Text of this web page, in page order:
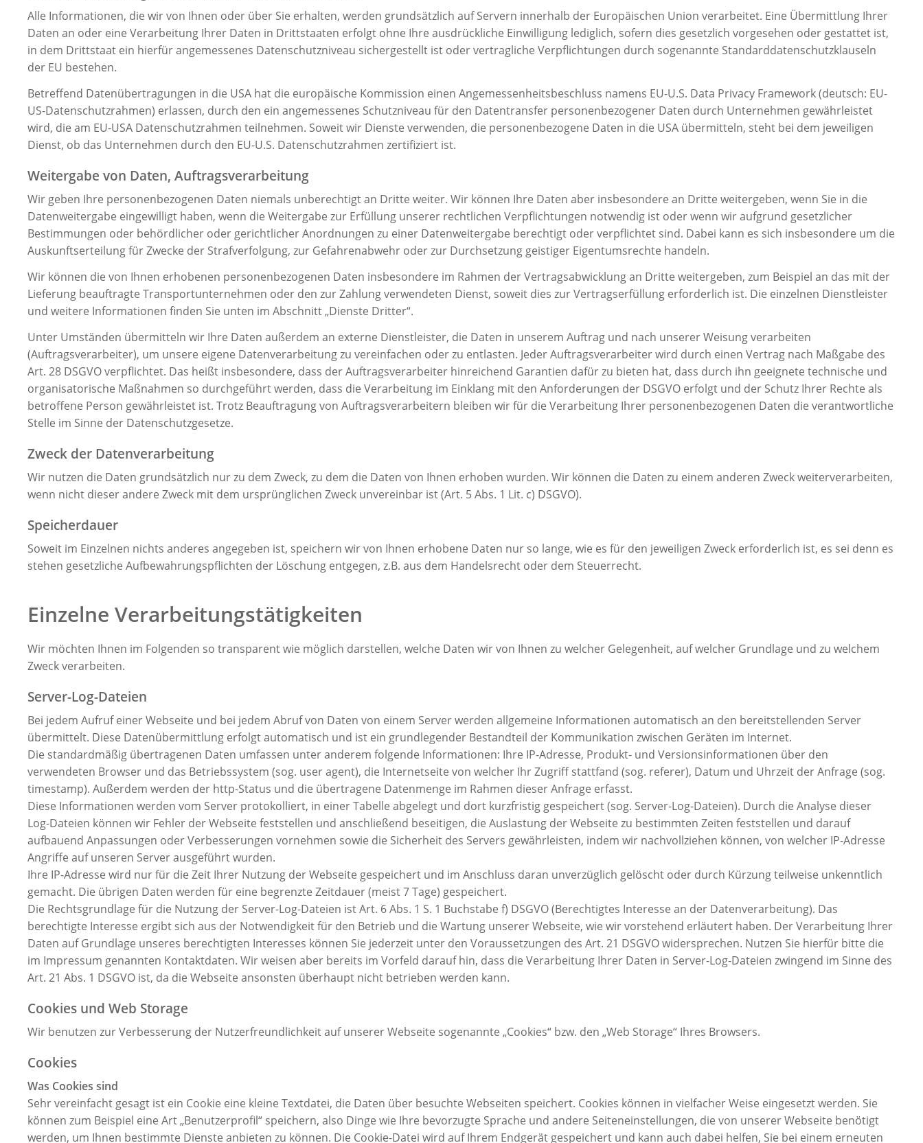
Alle Informationen, die wir von Ihnen oder über Sie erhalten, werden grundsätzlich auf Servern innerhalb der Europäischen Union verarbeitet. Eine Übermittlung Ihrer
Daten an oder eine Verarbeitung Ihrer Daten in Drittstaaten erfolgt ohne Ihre ausdrückliche Einwilligung lediglich, sofern dies gesetzlich vorgesehen oder gestattet ist,
in dem Drittstaat ein hierfür angemessenes Datenschutzniveau sichergestellt ist oder vertragliche Verpflichtungen durch sogenannte Standarddatenschutzklauseln
der EU bestehen.
Betreffend Datenübertragungen in die USA hat die europäische Kommission einen Angemessenheitsbeschluss namens EU-U.S. Data Privacy Framework (deutsch: EU-
US-Datenschutzrahmen) erlassen, durch den ein angemessenes Schutzniveau für den Datentransfer personenbezogener Daten durch Unternehmen gewährleistet
wird, die am EU-USA Datenschutzrahmen teilnehmen. Soweit wir Dienste verwenden, die personenbezogene Daten in die USA übermitteln, steht bei dem jeweiligen
Dienst, ob das Unternehmen durch den EU-U.S. Datenschutzrahmen zertifiziert ist.
Weitergabe von Daten, Auftragsverarbeitung
Wir geben Ihre personenbezogenen Daten niemals unberechtigt an Dritte weiter. Wir können Ihre Daten aber insbesondere an Dritte weitergeben, wenn Sie in die
Datenweitergabe eingewilligt haben, wenn die Weitergabe zur Erfüllung unserer rechtlichen Verpflichtungen notwendig ist oder wenn wir aufgrund gesetzlicher
Bestimmungen oder behördlicher oder gerichtlicher Anordnungen zu einer Datenweitergabe berechtigt oder verpflichtet sind. Dabei kann es sich insbesondere um die
Auskunftserteilung für Zwecke der Strafverfolgung, zur Gefahrenabwehr oder zur Durchsetzung geistiger Eigentumsrechte handeln.
Wir können die von Ihnen erhobenen personenbezogenen Daten insbesondere im Rahmen der Vertragsabwicklung an Dritte weitergeben, zum Beispiel an das mit der
Lieferung beauftragte Transportunternehmen oder den zur Zahlung verwendeten Dienst, soweit dies zur Vertragserfüllung erforderlich ist. Die einzelnen Dienstleister
und weitere Informationen finden Sie unten im Abschnitt „Dienste Dritter“.
Unter Umständen übermitteln wir Ihre Daten außerdem an externe Dienstleister, die Daten in unserem Auftrag und nach unserer Weisung verarbeiten
(Auftragsverarbeiter), um unsere eigene Datenverarbeitung zu vereinfachen oder zu entlasten. Jeder Auftragsverarbeiter wird durch einen Vertrag nach Maßgabe des
Art. 28 DSGVO verpflichtet. Das heißt insbesondere, dass der Auftragsverarbeiter hinreichend Garantien dafür zu bieten hat, dass durch ihn geeignete technische und
organisatorische Maßnahmen so durchgeführt werden, dass die Verarbeitung im Einklang mit den Anforderungen der DSGVO erfolgt und der Schutz Ihrer Rechte als
betroffene Person gewährleistet ist. Trotz Beauftragung von Auftragsverarbeitern bleiben wir für die Verarbeitung Ihrer personenbezogenen Daten die verantwortliche
Stelle im Sinne der Datenschutzgesetze.
Zweck der Datenverarbeitung
Wir nutzen die Daten grundsätzlich nur zu dem Zweck, zu dem die Daten von Ihnen erhoben wurden. Wir können die Daten zu einem anderen Zweck weiterverarbeiten,
wenn nicht dieser andere Zweck mit dem ursprünglichen Zweck unvereinbar ist (Art. 5 Abs. 1 Lit. c) DSGVO).
Speicherdauer
Soweit im Einzelnen nichts anderes angegeben ist, speichern wir von Ihnen erhobene Daten nur so lange, wie es für den jeweiligen Zweck erforderlich ist, es sei denn es
stehen gesetzliche Aufbewahrungspflichten der Löschung entgegen, z.B. aus dem Handelsrecht oder dem Steuerrecht.
Einzelne Verarbeitungstätigkeiten
Wir möchten Ihnen im Folgenden so transparent wie möglich darstellen, welche Daten wir von Ihnen zu welcher Gelegenheit, auf welcher Grundlage und zu welchem
Zweck verarbeiten.
Server-Log-Dateien
Bei jedem Aufruf einer Webseite und bei jedem Abruf von Daten von einem Server werden allgemeine Informationen automatisch an den bereitstellenden Server
übermittelt. Diese Datenübermittlung erfolgt automatisch und ist ein grundlegender Bestandteil der Kommunikation zwischen Geräten im Internet.
Die standardmäßig übertragenen Daten umfassen unter anderem folgende Informationen: Ihre IP-Adresse, Produkt- und Versionsinformationen über den
verwendeten Browser und das Betriebssystem (sog. user agent), die Internetseite von welcher Ihr Zugriff stattfand (sog. referer), Datum und Uhrzeit der Anfrage (sog.
timestamp). Außerdem werden der http-Status und die übertragene Datenmenge im Rahmen dieser Anfrage erfasst.
Diese Informationen werden vom Server protokolliert, in einer Tabelle abgelegt und dort kurzfristig gespeichert (sog. Server-Log-Dateien). Durch die Analyse dieser
Log-Dateien können wir Fehler der Webseite feststellen und anschließend beseitigen, die Auslastung der Webseite zu bestimmten Zeiten feststellen und darauf
aufbauend Anpassungen oder Verbesserungen vornehmen sowie die Sicherheit des Servers gewährleisten, indem wir nachvollziehen können, von welcher IP-Adresse
Angriffe auf unseren Server ausgeführt wurden.
Ihre IP-Adresse wird nur für die Zeit Ihrer Nutzung der Webseite gespeichert und im Anschluss daran unverzüglich gelöscht oder durch Kürzung teilweise unkenntlich
gemacht. Die übrigen Daten werden für eine begrenzte Zeitdauer (meist 7 Tage) gespeichert.
Die Rechtsgrundlage für die Nutzung der Server-Log-Dateien ist Art. 6 Abs. 1 S. 1 Buchstabe f) DSGVO (Berechtigtes Interesse an der Datenverarbeitung). Das
berechtigte Interesse ergibt sich aus der Notwendigkeit für den Betrieb und die Wartung unserer Webseite, wie wir vorstehend erläutert haben. Der Verarbeitung Ihrer
Daten auf Grundlage unseres berechtigten Interesses können Sie jederzeit unter den Voraussetzungen des Art. 21 DSGVO widersprechen. Nutzen Sie hierfür bitte die
im Impressum genannten Kontaktdaten. Wir weisen aber bereits im Vorfeld darauf hin, dass die Verarbeitung Ihrer Daten in Server-Log-Dateien zwingend im Sinne des
Art. 21 Abs. 1 DSGVO ist, da die Webseite ansonsten überhaupt nicht betrieben werden kann.
Cookies und Web Storage
Wir benutzen zur Verbesserung der Nutzerfreundlichkeit auf unserer Webseite sogenannte „Cookies“ bzw. den „Web Storage“ Ihres Browsers.
Cookies
Was Cookies sind
Sehr vereinfacht gesagt ist ein Cookie eine kleine Textdatei, die Daten über besuchte Webseiten speichert. Cookies können in vielfacher Weise eingesetzt werden. Sie
können zum Beispiel eine Art „Benutzerprofil“ speichern, also Dinge wie Ihre bevorzugte Sprache und andere Seiteneinstellungen, die von unserer Webseite benötigt
werden, um Ihnen bestimmte Dienste anbieten zu können. Die Cookie-Datei wird auf Ihrem Endgerät gespeichert und kann auch dabei helfen, Sie bei einem erneuten